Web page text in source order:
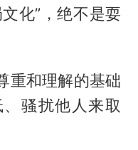
化”，绝不是耍
重和理解的基础
骚扰他人来取